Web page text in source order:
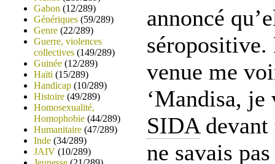
Gabon (12/289)
Génériques (59/289)
Genre (22/289)
Guerre, violences
collectives (149/289)
Guinée (12/289)
Haïti (15/289)
Handicap (10/289)
Histoire (49/289)
Homosexualité,
Homophobie (44/289)
Humanitaire (47/289)
Inde (34/289)
JAIV (10/289)
annoncé
séropositive.
venue me
‘Mandisa,
SIDAdevant
ne savais